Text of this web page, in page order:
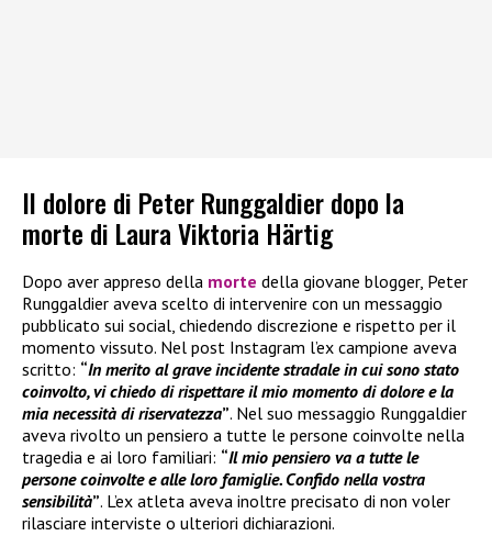
Il dolore di Peter Runggaldier dopo la
morte di Laura Viktoria Härtig
Dopo aver appreso della morte della giovane blogger, Peter
Runggaldier aveva scelto di intervenire con un messaggio
pubblicato sui social, chiedendo discrezione e rispetto per il
momento vissuto. Nel post Instagram l’ex campione aveva
scritto: “In merito al grave incidente stradale in cui sono stato
coinvolto, vi chiedo di rispettare il mio momento di dolore e la
mia necessità di riservatezza”. Nel suo messaggio Runggaldier
aveva rivolto un pensiero a tutte le persone coinvolte nella
tragedia e ai loro familiari: “Il mio pensiero va a tutte le
persone coinvolte e alle loro famiglie. Confido nella vostra
sensibilità”. L’ex atleta aveva inoltre precisato di non voler
rilasciare interviste o ulteriori dichiarazioni.